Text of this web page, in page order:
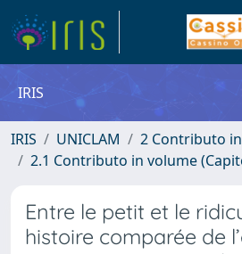
IRIS
IRIS UNICLAM
2 Contributo
2.1 Contributo in volume
Entre le petit et le
histoire comparée de